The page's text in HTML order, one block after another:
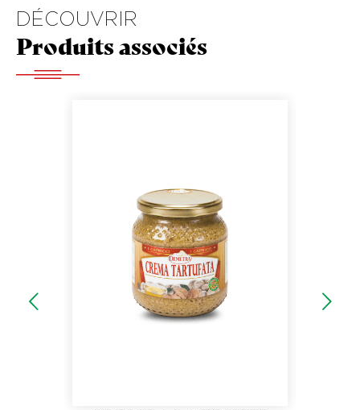
DÉCOUVRIR
Produits associés